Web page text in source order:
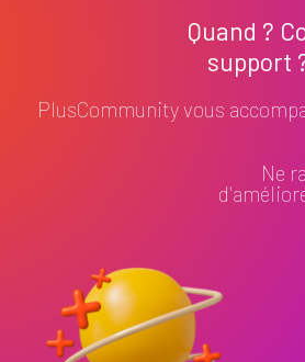
Quand ?
support
PlusCommunity vous
Ne